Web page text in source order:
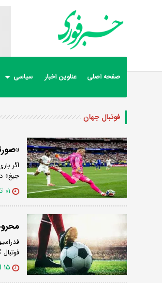
صفحه اصلی عناوین اخبار سیاسی
فوتبال جهان
اگر
جیغ»
۰۱ تیر ۱۴۰۵
فوتبال
۱۵ اردیبهشت ۱۴۰۵